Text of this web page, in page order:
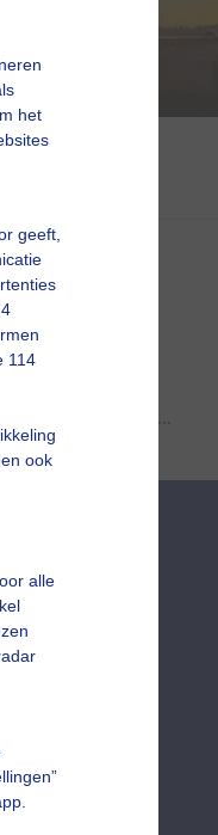
het
geeft,
114
ook
alle
geduld aub...